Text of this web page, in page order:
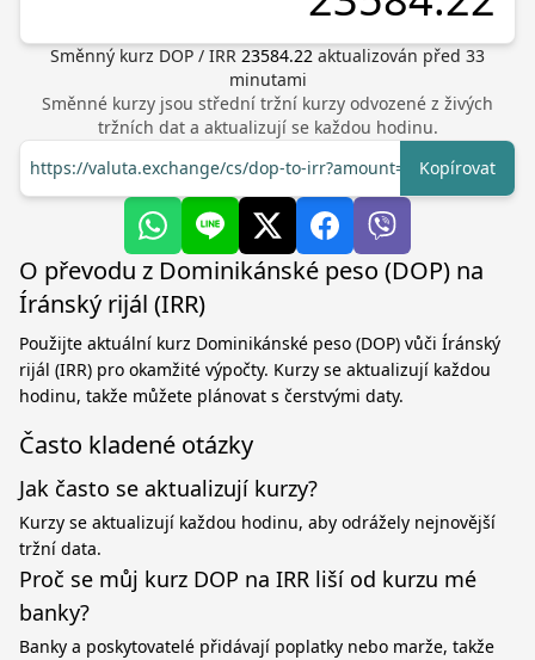
Směnný kurz DOP / IRR 23584.22 aktualizován před 33
minutami
Směnné kurzy jsou střední tržní kurzy odvozené z živých
tržních dat a aktualizují se každou hodinu.
https://valuta.exchange/cs/dop-to-irr?amount=1
Kopírovat
O převodu z Dominikánské peso (DOP) na
Íránský rijál (IRR)
Použijte aktuální kurz Dominikánské peso (DOP) vůči Íránský
rijál (IRR) pro okamžité výpočty. Kurzy se aktualizují každou
hodinu, takže můžete plánovat s čerstvými daty.
Často kladené otázky
Jak často se aktualizují kurzy?
Kurzy se aktualizují každou hodinu, aby odrážely nejnovější
tržní data.
Proč se můj kurz DOP na IRR liší od kurzu mé
banky?
Banky a poskytovatelé přidávají poplatky nebo marže, takže